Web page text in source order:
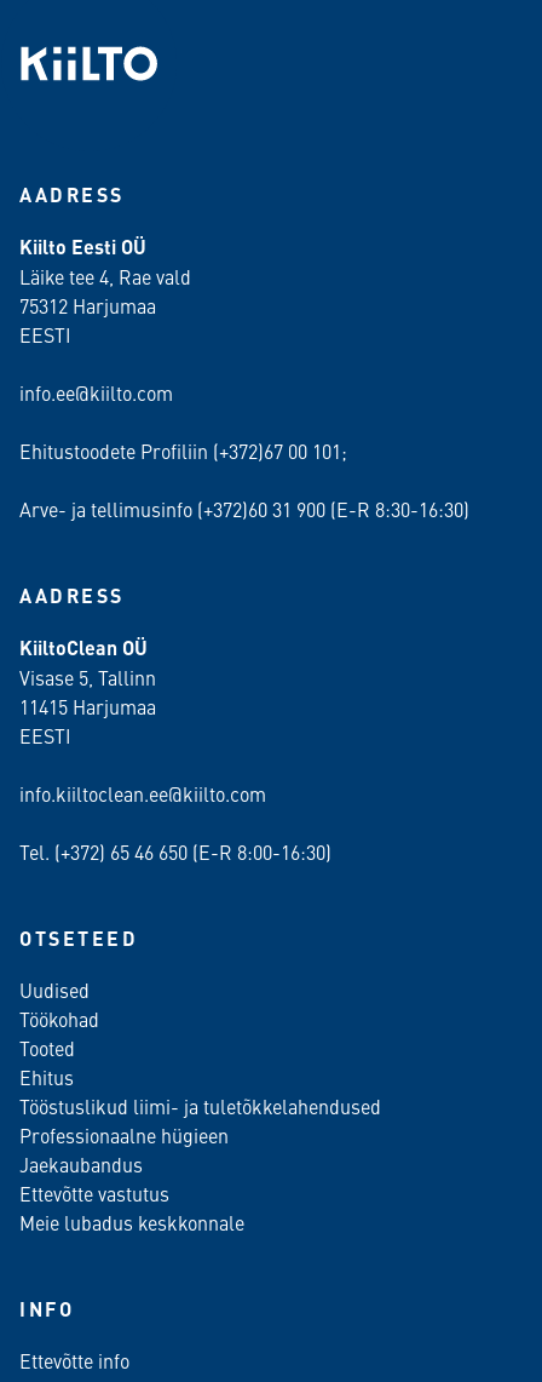
AADRESS
Kiilto Eesti OÜ
Läike tee 4, Rae vald
75312 Harjumaa
EESTI
info.ee@kiilto.com
Ehitustoodete Profiliin (+372)67 00 101;
Arve- ja tellimusinfo (+372)60 31 900 (E-R 8:30-16:30)
AADRESS
KiiltoClean OÜ
Visase 5, Tallinn
11415 Harjumaa
EESTI
info.kiiltoclean.ee@kiilto.com
Tel. (+372) 65 46 650 (E-R 8:00-16:30)
OTSETEED
Uudised
Töökohad
Tooted
Ehitus
Tööstuslikud liimi- ja tuletõkkelahendused
Professionaalne hügieen
Jaekaubandus
Ettevõtte vastutus
Meie lubadus keskkonnale
INFO
Ettevõtte info